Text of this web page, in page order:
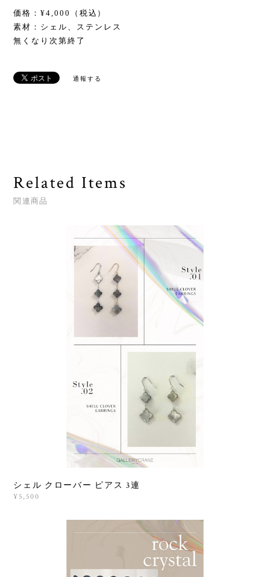
価格：¥4,000（税込）
素材：シェル、ステンレス
無くなり次第終了
通報する
Related Items
関連商品
シェル クローバー ピアス 3連
¥5,500